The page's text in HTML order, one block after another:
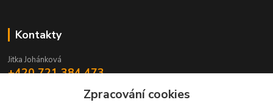
Kontakty
Jitka Johánková
+420 721 384 473
johankova@energyprodukty.czZpracování cookies